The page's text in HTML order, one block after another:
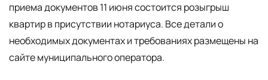
приема документов 11 июня состоится розыгрыш
квартир в присутствии нотариуса. Все детали о
необходимых документах и требованиях размещены на
сайте муниципального оператора.